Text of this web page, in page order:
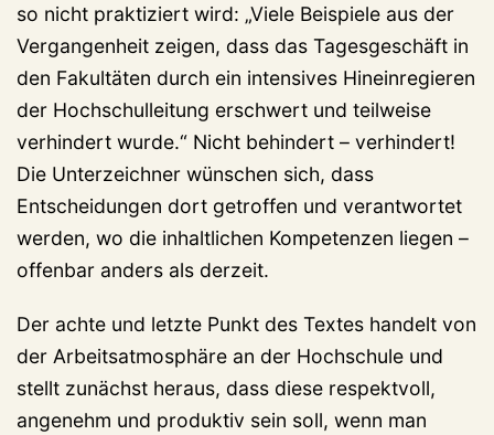
so nicht praktiziert wird: „Viele Beispiele aus der
Vergangenheit zeigen, dass das Tagesgeschäft in
den Fakultäten durch ein intensives Hineinregieren
der Hochschulleitung erschwert und teilweise
verhindert wurde.“ Nicht behindert – verhindert!
Die Unterzeichner wünschen sich, dass
Entscheidungen dort getroffen und verantwortet
werden, wo die inhaltlichen Kompetenzen liegen –
offenbar anders als derzeit.
Der achte und letzte Punkt des Textes handelt von
der Arbeitsatmosphäre an der Hochschule und
stellt zunächst heraus, dass diese respektvoll,
angenehm und produktiv sein soll, wenn man